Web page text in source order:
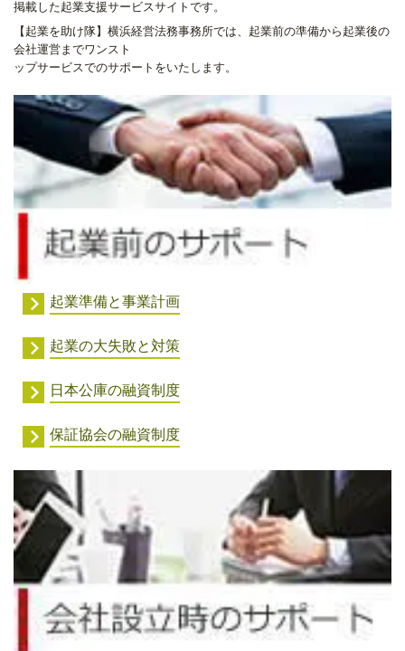
掲載した起業支援サービスサイトです。
【起業を助け隊】横浜経営法務事務所では、起業前の準備から起業後の
会社運営までワンスト
ップサービスでのサポートをいたします。
起業準備と事業計画
起業の大失敗と対策
日本公庫の融資制度
保証協会の融資制度